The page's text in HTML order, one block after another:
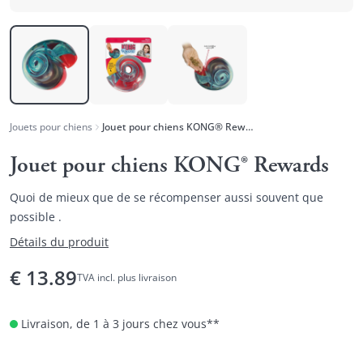
Jouets pour chiens Jouet pour chiens KONG® Rewards
Jouet pour chiens KONG® Rewards
Quoi de mieux que de se récompenser aussi souvent que
possible .
Détails du produit
€ 13.89TVA incl. plus livraison
Livraison, de 1 à 3 jours chez vous**